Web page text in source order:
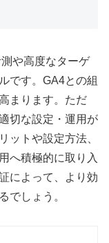
や高度なターゲ
です。GA4との組
まります。ただ
切な設定・運用が
ットや設定方法、
へ積極的に取り入
によって、より効
でしょう。